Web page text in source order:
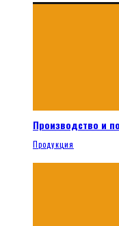
Производство и
Продукция